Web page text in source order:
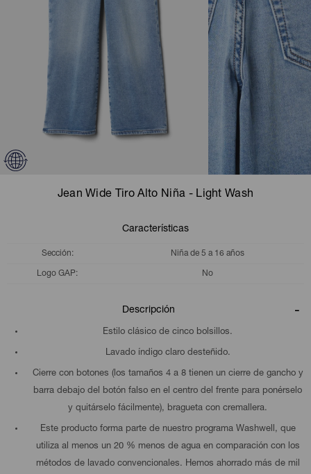
Jean Wide Tiro Alto Niña - Light Wash
Características
Sección Niña de 5 a 16 años
Logo GAP No
Descripción
Estilo clásico de cinco bolsillos.
Lavado índigo claro desteñido.
Cierre con botones (los tamaños 4 a 8 tienen un cierre de gancho y
barra debajo del botón falso en el centro del frente para ponérselo
y quitárselo fácilmente), bragueta con cremallera.
Este producto forma parte de nuestro programa Washwell, que
utiliza al menos un 20 % menos de agua en comparación con los
métodos de lavado convencionales. Hemos ahorrado más de mil
Camperas
Shorts
Vestidos y polleras
Calzas
Camperas
Shorts
Ropa interior
Camperas
Ropa interior
Pijamas
Camperas
Sets